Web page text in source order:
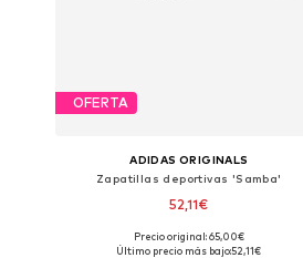
OFERTA
ADIDAS ORIGINALS
Zapatillas deportivas 'Samba'
52,11€
Disponible en muchas tallas
Precio original: 65,00€
Último precio más bajo:52,11€